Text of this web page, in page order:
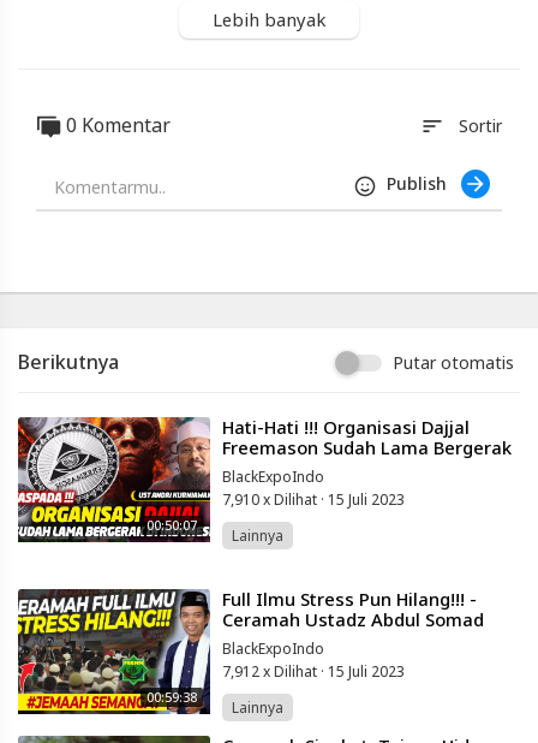
Ustadz
Blackexpo
Video
Published
Powered
401XD
Group
Lebih banyak
0 Komentar sort Sortir
Publish
Berikutnya Putar otomatis
00:50:07
⁣Hati-Hati !!! Organisasi Dajjal
Freemason Sudah Lama Bergerak
di Indonesia - Ustadz Andri
Kurniawan
BlackExpoIndo
7,910 x Dilihat · 15 Juli 2023
Lainnya
00:59:38
⁣Full Ilmu Stress Pun Hilang!!! -
Ceramah Ustadz Abdul Somad
UAS Terbaru 2020
BlackExpoIndo
7,912 x Dilihat · 15 Juli 2023
Lainnya